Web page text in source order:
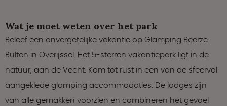
Wat je moet weten over het park
Beleef een onvergetelijke vakantie op Glamping Beerze
Bulten in Overijssel. Het 5-sterren vakantiepark ligt in de
natuur, aan de Vecht. Kom tot rust in een van de sfeervol
aangeklede glamping accommodaties. De lodges zijn
van alle gemakken voorzien en combineren het gevoel